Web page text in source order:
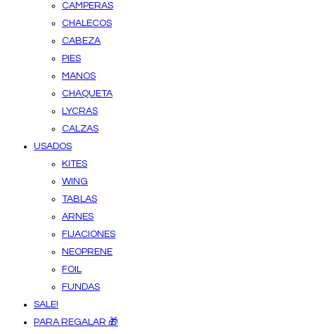
CAMPERAS
CHALECOS
CABEZA
PIES
MANOS
CHAQUETA
LYCRAS
CALZAS
USADOS
KITES
WING
TABLAS
ARNES
FIJACIONES
NEOPRENE
FOIL
FUNDAS
SALE!
PARA REGALAR 🎁